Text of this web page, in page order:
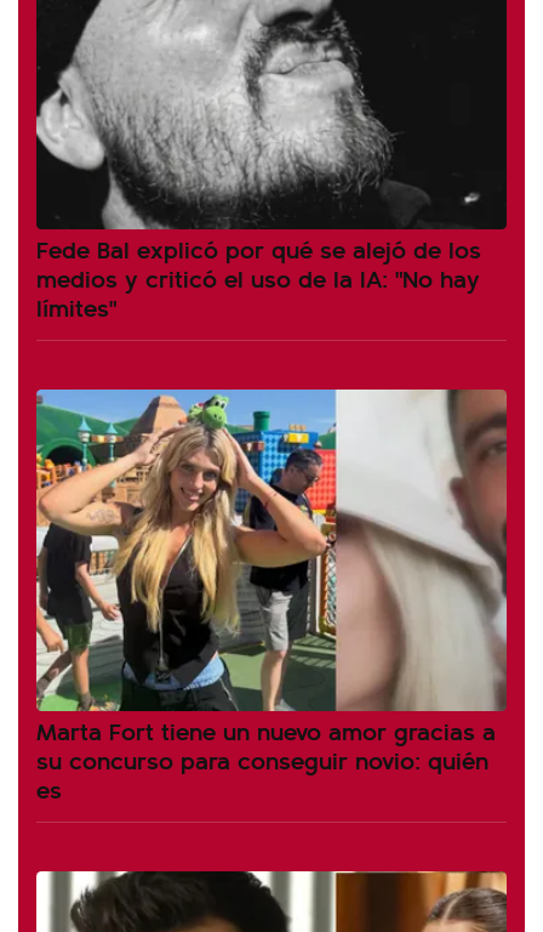
Fede Bal explicó por qué se alejó de los
medios y criticó el uso de la IA: "No hay
límites"
Marta Fort tiene un nuevo amor gracias a
su concurso para conseguir novio: quién
es